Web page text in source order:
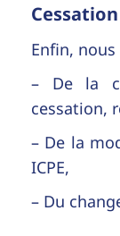
Enfin,
– De la
cessation,
– De la
ICPE,
– Du